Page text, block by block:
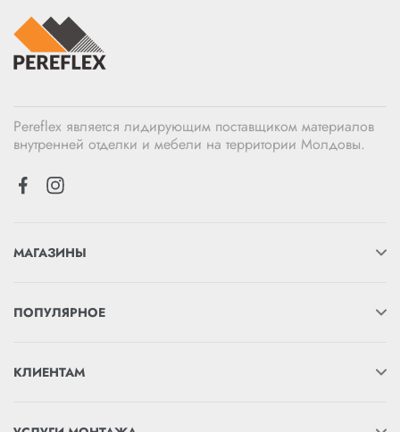
Pereflex является лидирующим поставщиком материалов
внутренней отделки и мебели на территории Молдовы.
МАГАЗИНЫ
ПОПУЛЯРНОЕ
КЛИЕНТАМ